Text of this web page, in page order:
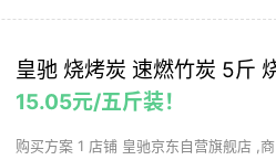
皇驰 烧烤炭 速燃竹炭 5斤
15.05元/五斤装！
购买方案 1 店铺 皇驰京东自营旗舰店 ,